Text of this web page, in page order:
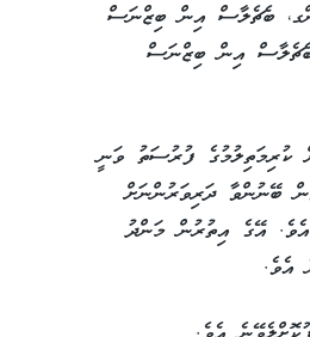
ބެޗެލާސް އިން ބިޒްނަސް
އިން ބިޒްނަސް
ކުރިމަތިލުމުގެ ފުރުސަތު ވަނީ
ބޭނުންވާ ދަރިވަރުންނަށް
އޭގެ އިތުރުން މަންދު